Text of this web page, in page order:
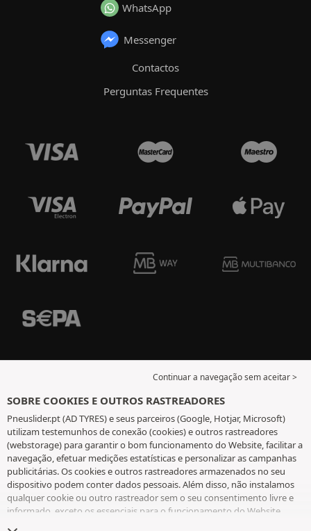
WhatsApp
Messenger
Contactos
Perguntas Frequentes
Continuar a navegação sem aceitar >
SOBRE COOKIES E OUTROS RASTREADORES
Pneuslider.pt (AD TYRES) e seus parceiros (Google, Hotjar, Microsoft)
utilizam testemunhos de conexão (cookies) e outros rastreadores
(webstorage) para garantir o bom funcionamento do Website, facilitar a
navegação, efetuar medições estatísticas e personalizar as campanhas
publicitárias. Os cookies e outros rastreadores armazenados no seu
dispositivo podem conter dados pessoais. Além disso, não instalamos
qualquer cookie ou outro rastreador sem o seu consentimento livre e
informado, exceto os essenciais para o funcionamento do Website.